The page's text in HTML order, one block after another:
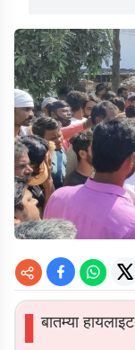
▌बातम्या हायलाइट